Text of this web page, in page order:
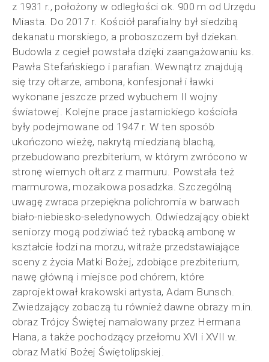
z 1931 r., położony w odległości ok. 900 m od Urzędu
Miasta. Do 2017 r. Kościół parafialny był siedzibą
dekanatu morskiego, a proboszczem był dziekan.
Budowla z cegieł powstała dzięki zaangażowaniu ks.
Pawła Stefańskiego i parafian. Wewnątrz znajdują
się trzy ołtarze, ambona, konfesjonał i ławki
wykonane jeszcze przed wybuchem II wojny
światowej. Kolejne prace jastarnickiego kościoła
były podejmowane od 1947 r. W ten sposób
ukończono wieżę, nakrytą miedzianą blachą,
przebudowano prezbiterium, w którym zwrócono w
stronę wiernych ołtarz z marmuru. Powstała też
marmurowa, mozaikowa posadzka. Szczególną
uwagę zwraca przepiękna polichromia w barwach
biało-niebiesko-seledynowych. Odwiedzający obiekt
seniorzy mogą podziwiać też rybacką ambonę w
kształcie łodzi na morzu, witraże przedstawiające
sceny z życia Matki Bożej, zdobiące prezbiterium,
nawę główną i miejsce pod chórem, które
zaprojektował krakowski artysta, Adam Bunsch.
Zwiedzający zobaczą tu również dawne obrazy m.in.
obraz Trójcy Świętej namalowany przez Hermana
Hana, a także pochodzący przełomu XVI i XVII w.
obraz Matki Bożej Świętolipskiej.